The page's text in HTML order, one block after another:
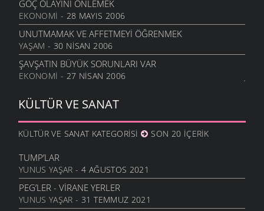
GÖÇ OLAYINI ÖNLEMEK
EKONOMI - 28 MAYIS 2006
UNUTMAMAK VE AFFETMEYI ÖĞRENMEK
YAŞAM - 30 NISAN 2006
ŞAVŞATIN BÜYÜK SORUNLARI VAR
EKONOMI - 27 NISAN 2006
KÜLTÜR VE SANAT
KÜLTÜR VE SANAT KATEGORISI SON 20 İÇERIK
TUMP’LAR
YUNUS YAŞAR - 4 AĞUSTOS 2021
PEG’LER - VIRANE YERLER
YUNUS YAŞAR - 31 TEMMUZ 2021